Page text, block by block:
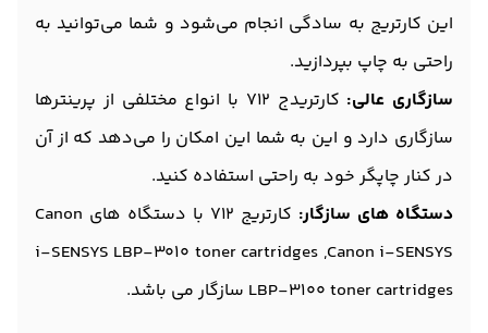
این کارتریج به سادگی انجام می‌شود و شما می‌توانید به
راحتی به چاپ بپردازید.
سازگاری عالی:
کارتریدج 712 با انواع مختلفی از پرینترها
سازگاری دارد و این به شما این امکان را می‌دهد که از آن
در کنار چاپگر خود به راحتی استفاده کنید.
دستگاه های سازگار:
کارتریج 712 با دستگاه های Canon
i-SENSYS LBP-3010 toner cartridges ,Canon i-SENSYS
LBP-3100 toner cartridges سازگار می باشد.